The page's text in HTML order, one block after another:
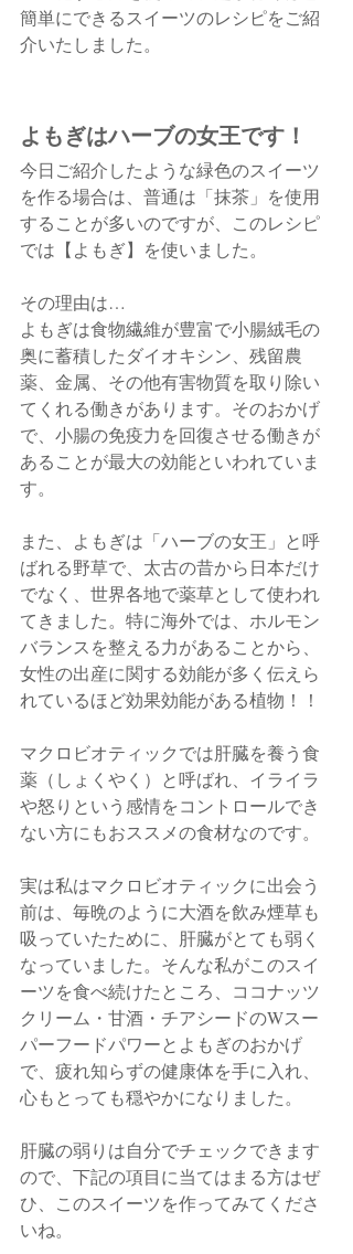
簡単にできるスイーツのレシピをご紹
介いたしました。
よもぎはハーブの女王です！
今日ご紹介したような緑色のスイーツ
を作る場合は、普通は「抹茶」を使用
することが多いのですが、このレシピ
では【よもぎ】を使いました。
その理由は…
よもぎは食物繊維が豊富で小腸絨毛の
奥に蓄積したダイオキシン、残留農
薬、金属、その他有害物質を取り除い
てくれる働きがあります。そのおかげ
で、小腸の免疫力を回復させる働きが
あることが最大の効能といわれていま
す。
また、よもぎは「ハーブの女王」と呼
ばれる野草で、太古の昔から日本だけ
でなく、世界各地で薬草として使われ
てきました。特に海外では、ホルモン
バランスを整える力があることから、
女性の出産に関する効能が多く伝えら
れているほど効果効能がある植物！！
マクロビオティックでは肝臓を養う食
薬（しょくやく）と呼ばれ、イライラ
や怒りという感情をコントロールでき
ない方にもおススメの食材なのです。
実は私はマクロビオティックに出会う
前は、毎晩のように大酒を飲み煙草も
吸っていたために、肝臓がとても弱く
なっていました。そんな私がこのスイ
ーツを食べ続けたところ、ココナッツ
クリーム・甘酒・チアシードのWスー
パーフードパワーとよもぎのおかげ
で、疲れ知らずの健康体を手に入れ、
心もとっても穏やかになりました。
肝臓の弱りは自分でチェックできます
ので、下記の項目に当てはまる方はぜ
ひ、このスイーツを作ってみてくださ
いね。